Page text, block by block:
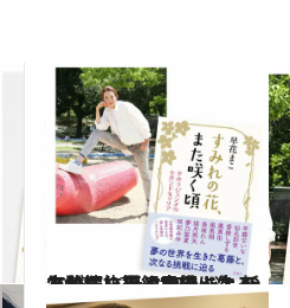
2023.5.27
ぶれない星組男役になるために… 元タカラジェンヌが振り返る宝塚人生 新人公演抜擢と“アンドレの失敗”
カルチャー